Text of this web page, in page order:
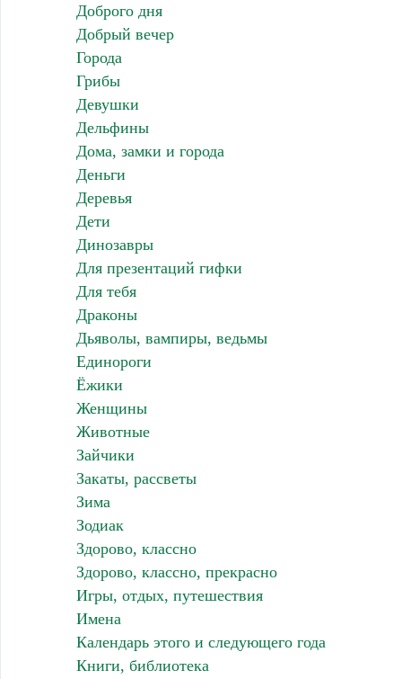
Доброго дня
Добрый вечер
Города
Грибы
Девушки
Дельфины
Дома, замки и города
Деньги
Деревья
Дети
Динозавры
Для презентаций гифки
Для тебя
Драконы
Дьяволы, вампиры, ведьмы
Единороги
Ёжики
Женщины
Животные
Зайчики
Закаты, рассветы
Зима
Зодиак
Здорово, классно
Здорово, классно, прекрасно
Игры, отдых, путешествия
Имена
Календарь этого и следующего года
Книги, библиотека